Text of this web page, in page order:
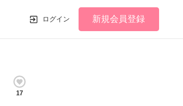
ログイン 新規会員登録
17